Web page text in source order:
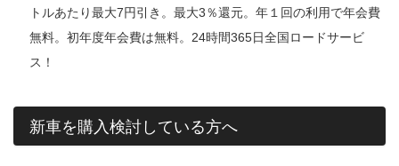
トルあたり最大7円引き。最大3％還元。年１回の利用で年会費
無料。初年度年会費は無料。24時間365日全国ロードサービ
ス！
新車を購入検討している方へ